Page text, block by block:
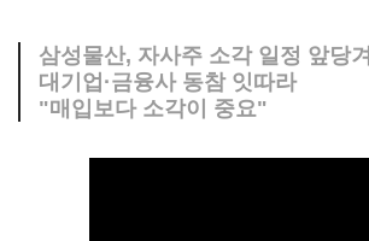
삼성물산, 자사주 소각 일정 앞당겨
대기업·금융사 동참 잇따라
"매입보다 소각이 중요"